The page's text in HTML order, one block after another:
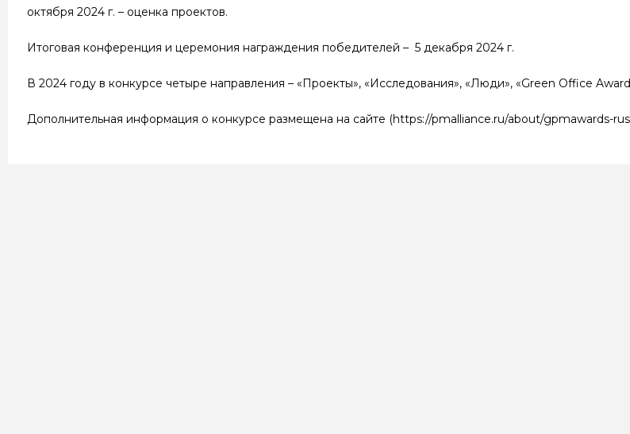
октября 2024 г. – оценка проектов.
Итоговая конференция и церемония награждения победителей – 5 декабря 2024 г.
В 2024 году в конкурсе четыре направления – «Проекты», «Исследования», «Люди», «Green Office
Дополнительная информация о конкурсе размещена на сайте (https://pmalliance.ru/about/gpmawards-